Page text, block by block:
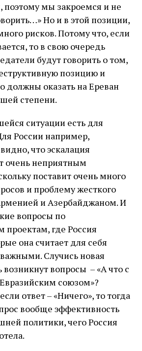
поэтому мы закроемся и не
Но и в этой позиции,
рисков. Потому что, если
то в свою очередь
будут говорить о том,
позицию и
должны оказать на Ереван
степени.
ситуации есть для
России например,
что эскалация
очень неприятным
поставит очень много
и проблему жесткого
и Азербайджаном. И
вопросы по
проектам, где Россия
она считает для себя
Случись новая
возникнут вопросы – «А что с
союзом»?
ответ – «Ничего», то тогда
вообще эффективность
политики, чего Россия